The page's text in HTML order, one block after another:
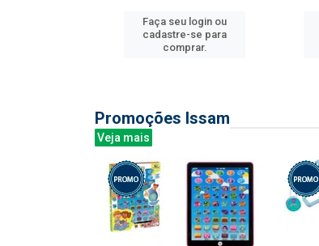
Faça seu login ou
cadastre-se para
comprar.
Promoções Issam
Veja mais